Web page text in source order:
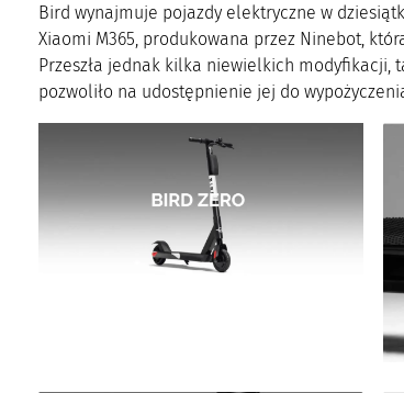
Bird wynajmuje pojazdy elektryczne w
Xiaomi M365, produkowana przez Ninebot,
Przeszła jednak kilka niewielkich modyfikacji,
pozwoliło na udostępnienie jej do